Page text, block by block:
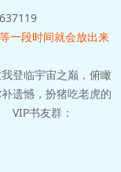
一段时间就会放出来
临宇宙之巅，俯瞰
遗憾，扮猪吃老虎的
书友群：